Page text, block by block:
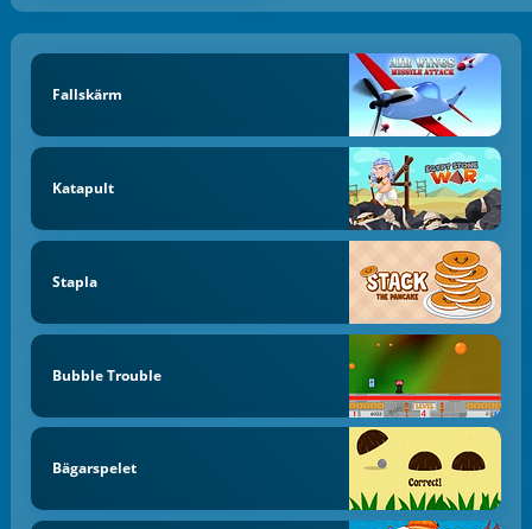
Fallskärm
Katapult
Stapla
Bubble Trouble
Bägarspelet